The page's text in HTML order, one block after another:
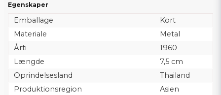
Egenskaper
Emballage
Kort
Materiale
Metal
Årti
1960
Længde
7,5 cm
Oprindelsesland
Thailand
Produktionsregion
Asien